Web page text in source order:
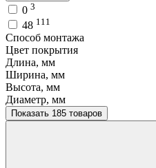
0 3
48 111
Способ монтажа
Цвет покрытия
Длина, мм
Ширина, мм
Высота, мм
Диаметр, мм
Показать 185 товаров